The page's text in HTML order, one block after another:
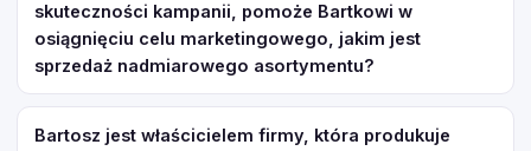
skuteczności kampanii, pomoże Bartkowi w
osiągnięciu celu marketingowego, jakim jest
sprzedaż nadmiarowego asortymentu?
Bartosz jest właścicielem firmy, która produkuje